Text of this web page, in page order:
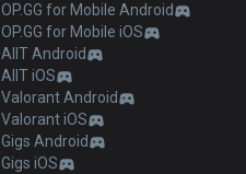
OP.GG for Mobile Android
OP.GG for Mobile iOS
AllT Android
AllT iOS
Valorant Android
Valorant iOS
Gigs Android
Gigs iOS